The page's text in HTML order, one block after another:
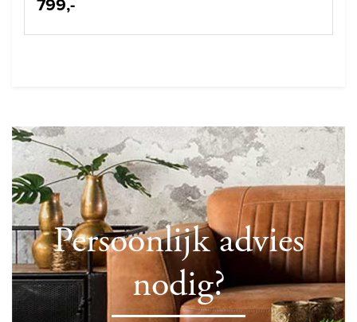
Persoonlijk advies
nodig?